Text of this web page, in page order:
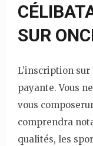
SUR
L’inscription sur
payante. Vous
vous
comprendra
qualités, les